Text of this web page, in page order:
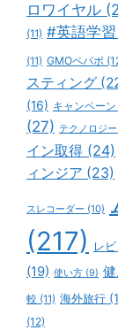
ロワイヤル
(11) #英語学習
(11) GMOペパボ
スティング
(16) キャンペーン
(27) テクノロジー
イン取得 (24)
ィンジア (23)
スレコーダー (10)
(217)
レ
(19) 使い方 (9)
較 (11) 海外旅行
(12)